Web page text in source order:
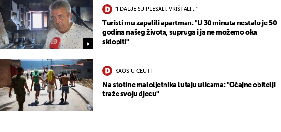
"I DALJE SU PLESALI, VRIŠTALI..."
Turisti mu zapalili apartman: "U 30 minuta nestalo je 50
godina našeg života, supruga i ja ne možemo oka
sklopiti"
KAOS U CEUTI
Na stotine maloljetnika lutaju ulicama: "Očajne obitelji
traže svoju djecu"